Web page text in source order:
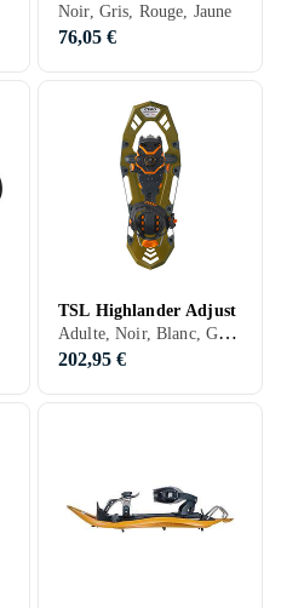
Noir, Gris, Rouge, Jaune
76,05 €
TSL Highlander Adjust
Adulte, Noir, Blanc, Gris, Orange, Vert
202,95 €